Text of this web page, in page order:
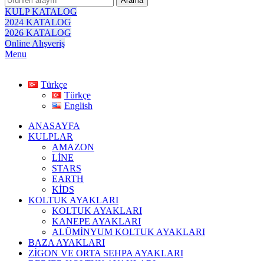
KULP KATALOG
2024 KATALOG
2026 KATALOG
Online Alışveriş
Menu
Türkçe
Türkçe
English
ANASAYFA
KULPLAR
AMAZON
LİNE
STARS
EARTH
KİDS
KOLTUK AYAKLARI
KOLTUK AYAKLARI
KANEPE AYAKLARI
ALÜMİNYUM KOLTUK AYAKLARI
BAZA AYAKLARI
ZİGON VE ORTA SEHPA AYAKLARI